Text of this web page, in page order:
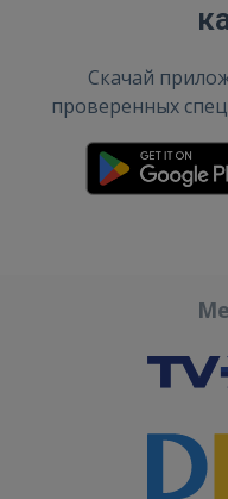
Скачай
проверенных